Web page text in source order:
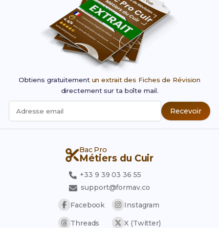
Obtiens gratuitement un extrait des Fiches de Révision
directement sur ta boîte mail.
Adresse email Recevoir
Bac Pro
Métiers du Cuir
+33 9 39 03 36 55
support@formav.co
Facebook
Instagram
Threads X (Twitter)